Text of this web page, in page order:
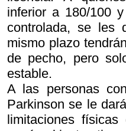
inferior a 180/100
controlada, se les
mismo plazo
de pecho, pero
estable.
A las personas
Parkinson se le
limitaciones